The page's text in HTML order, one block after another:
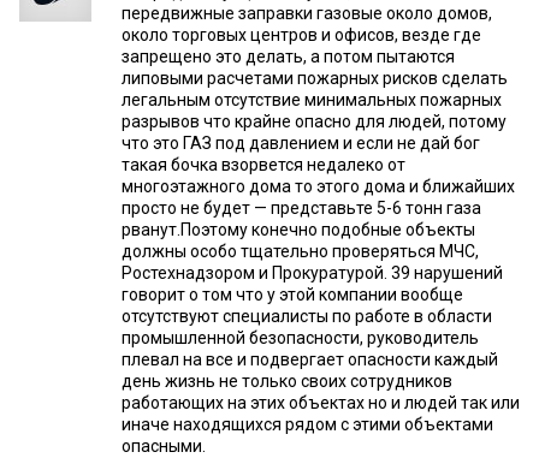
передвижные заправки газовые около домов,
около торговых центров и офисов, везде где
запрещено это делать, а потом пытаются
липовыми расчетами пожарных рисков сделать
легальным отсутствие минимальных пожарных
разрывов что крайне опасно для людей, потому
что это ГАЗ под давлением и если не дай бог
такая бочка взорвется недалеко от
многоэтажного дома то этого дома и ближайших
просто не будет — представьте 5-6 тонн газа
рванут.Поэтому конечно подобные объекты
должны особо тщательно проверяться МЧС,
Ростехнадзором и Прокуратурой. 39 нарушений
говорит о том что у этой компании вообще
отсутствуют специалисты по работе в области
промышленной безопасности, руководитель
плевал на все и подвергает опасности каждый
день жизнь не только своих сотрудников
работающих на этих объектах но и людей так или
иначе находящихся рядом с этими объектами
опасными.